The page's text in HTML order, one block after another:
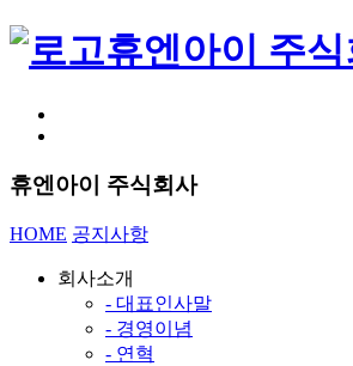
휴엔아이 주
휴엔아이 주식회사
HOME 공지사항
회사소개
- 대표인사말
- 경영이념
- 연혁